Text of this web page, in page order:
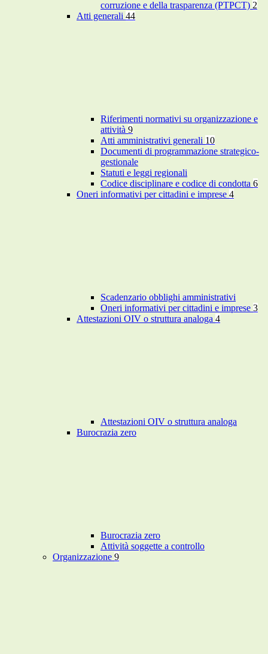
corruzione e della trasparenza (PTPCT) 2
Atti generali 44
Riferimenti normativi su organizzazione e
attività 9
Atti amministrativi generali 10
Documenti di programmazione strategico-
gestionale
Statuti e leggi regionali
Codice disciplinare e codice di condotta 6
Oneri informativi per cittadini e imprese 4
Scadenzario obblighi amministrativi
Oneri informativi per cittadini e imprese 3
Attestazioni OIV o struttura analoga 4
Attestazioni OIV o struttura analoga
Burocrazia zero
Burocrazia zero
Attività soggette a controllo
Organizzazione 9